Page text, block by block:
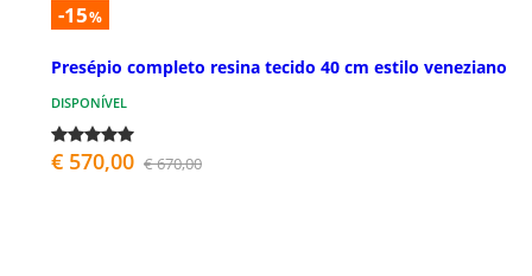
-15%
Presépio completo resina tecido 40 cm estilo veneziano
DISPONÍVEL
€ 570,00 € 670,00